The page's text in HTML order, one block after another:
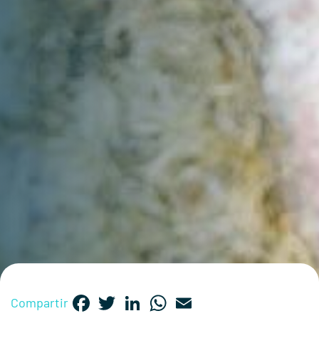
Compartir Facebook
TwitterLinkedInWhatsApp